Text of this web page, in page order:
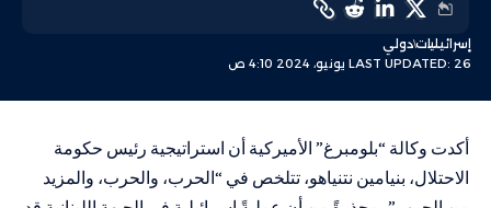
LAST UPDATED: 26 يونيو، 2024 4:10 ص
إسرائيلياتدولي
أكدت وكالة “بلومبرغ” الأميركية أن استراتيجية رئيس حكومة
الاحتلال، بنيامين نتنياهو، تتلخص في “الحرب، والحرب، والمزيد